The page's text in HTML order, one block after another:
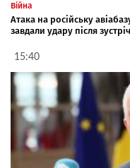
Війна
Атака на російську
завдали удару після
15:40